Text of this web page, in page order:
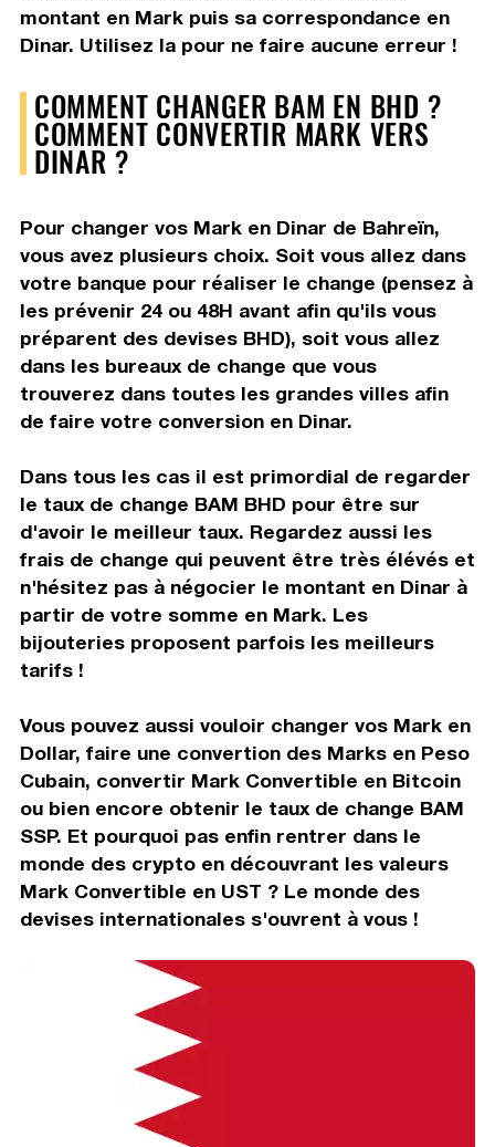
montant en Mark puis sa correspondance en
Dinar. Utilisez la pour ne faire aucune erreur !
COMMENT CHANGER BAM EN BHD ?
COMMENT CONVERTIR MARK VERS
DINAR ?
Pour changer vos Mark en Dinar de Bahreïn,
vous avez plusieurs choix. Soit vous allez dans
votre banque pour réaliser le change (pensez à
les prévenir 24 ou 48H avant afin qu'ils vous
préparent des devises BHD), soit vous allez
dans les bureaux de change que vous
trouverez dans toutes les grandes villes afin
de faire votre conversion en Dinar.
Dans tous les cas il est primordial de regarder
le taux de change BAM BHD pour être sur
d'avoir le meilleur taux. Regardez aussi les
frais de change qui peuvent être très élévés et
n'hésitez pas à négocier le montant en Dinar à
partir de votre somme en Mark. Les
bijouteries proposent parfois les meilleurs
tarifs !
Vous pouvez aussi vouloir changer vos Mark en
Dollar, faire une convertion des Marks en Peso
Cubain, convertir Mark Convertible en Bitcoin
ou bien encore obtenir le taux de change BAM
SSP. Et pourquoi pas enfin rentrer dans le
monde des crypto en découvrant les valeurs
Mark Convertible en UST ? Le monde des
devises internationales s'ouvrent à vous !